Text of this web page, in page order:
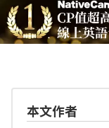
本文作者